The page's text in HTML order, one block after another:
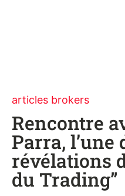
articles brokers
Rencontre
Parra, l’une
révélations
du Trading”